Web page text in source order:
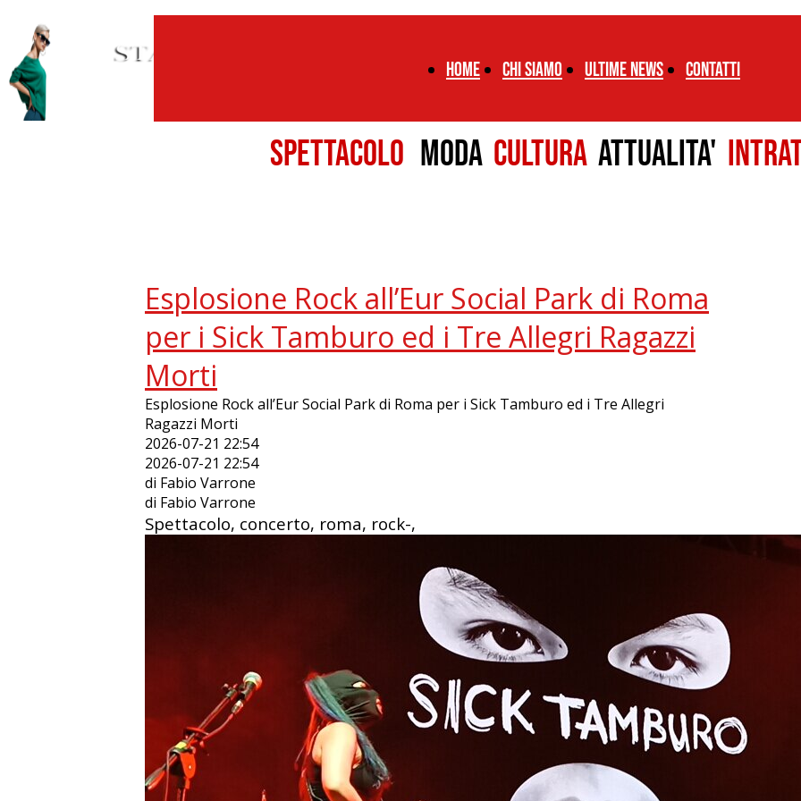
Home chi siamo ultime news CONTATTI
SPETTACOLO MODA CULTURA ATTUALITA'
Esplosione Rock all’Eur Social Park di Roma
per i Sick Tamburo ed i Tre Allegri Ragazzi
Morti
Esplosione Rock all’Eur Social Park di Roma per i Sick Tamburo ed i Tre Allegri
Ragazzi Morti
2026-07-21 22:54
2026-07-21 22:54
di Fabio Varrone
di Fabio Varrone
Spettacolo, concerto, roma, rock-,